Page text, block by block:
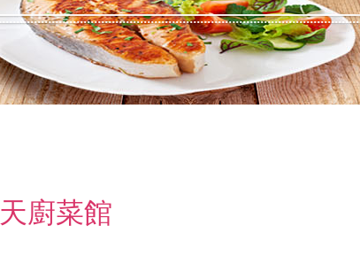
天廚菜館